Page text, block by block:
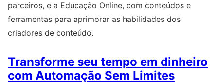
parceiros, e a Educação Online, com conteúdos e
ferramentas para aprimorar as habilidades dos
criadores de conteúdo.
Transforme seu tempo em dinheiro
com Automação Sem Limites